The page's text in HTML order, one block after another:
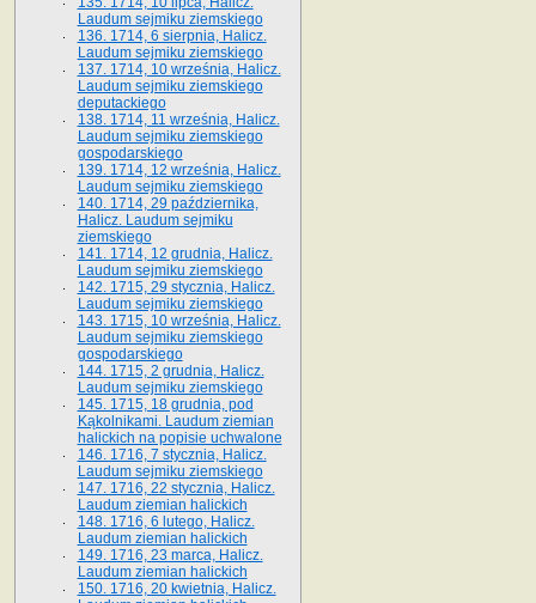
Laudum sejmiku ziemskiego
136. 1714, 6 sierpnia, Halicz.
Laudum sejmiku ziemskiego
137. 1714, 10 września, Halicz.
Laudum sejmiku ziemskiego
deputackiego
138. 1714, 11 września, Halicz.
Laudum sejmiku ziemskiego
gospodarskiego
139. 1714, 12 września, Halicz.
Laudum sejmiku ziemskiego
140. 1714, 29 października,
Halicz. Laudum sejmiku
ziemskiego
141. 1714, 12 grudnia, Halicz.
Laudum sejmiku ziemskiego
142. 1715, 29 stycznia, Halicz.
Laudum sejmiku ziemskiego
143. 1715, 10 września, Halicz.
Laudum sejmiku ziemskiego
gospodarskiego
144. 1715, 2 grudnia, Halicz.
Laudum sejmiku ziemskiego
145. 1715, 18 grudnia, pod
Kąkolnikami. Laudum ziemian
halickich na popisie uchwalone
146. 1716, 7 stycznia, Halicz.
Laudum sejmiku ziemskiego
147. 1716, 22 stycznia, Halicz.
Laudum ziemian halickich
148. 1716, 6 lutego, Halicz.
Laudum ziemian halickich
149. 1716, 23 marca, Halicz.
Laudum ziemian halickich
150. 1716, 20 kwietnia, Halicz.